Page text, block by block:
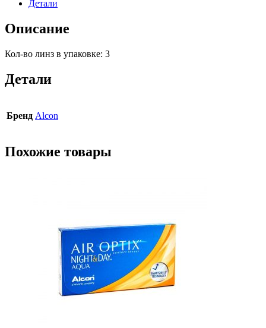
Детали
Описание
Кол-во линз в упаковке: 3
Детали
Бренд Alcon
Похожие товары